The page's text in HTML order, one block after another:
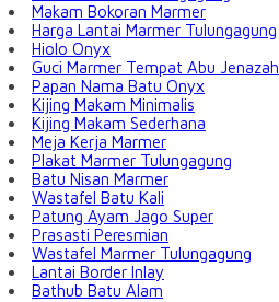
Makam Bokoran Marmer
Harga Lantai Marmer Tulungagung
Hiolo Onyx
Guci Marmer Tempat Abu Jenazah
Papan Nama Batu Onyx
Kijing Makam Minimalis
Kijing Makam Sederhana
Meja Kerja Marmer
Plakat Marmer Tulungagung
Batu Nisan Marmer
Wastafel Batu Kali
Patung Ayam Jago Super
Prasasti Peresmian
Wastafel Marmer Tulungagung
Lantai Border Inlay
Bathub Batu Alam